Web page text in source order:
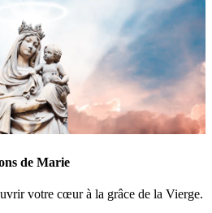
de Marie
votre cœur à la grâce de la Vierge.